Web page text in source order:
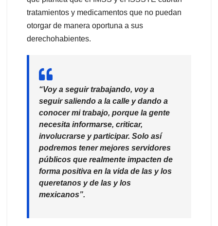
tratamientos y medicamentos que no puedan
otorgar de manera oportuna a sus
derechohabientes.
“Voy a seguir trabajando, voy a
seguir saliendo a la calle y dando a
conocer mi trabajo, porque la gente
necesita informarse, criticar,
involucrarse y participar. Solo así
podremos tener mejores servidores
públicos que realmente impacten de
forma positiva en la vida de las y los
queretanos y de las y los
mexicanos”.